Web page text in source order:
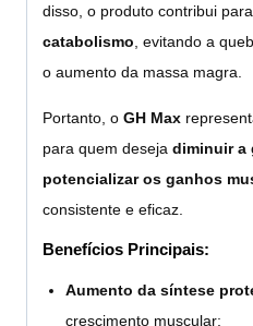
disso, o produto contribui
catabolismo , evitando a
o aumento da massa magra.
Portanto, o GH Max
para quem deseja diminuir a
potencializar os ganhos
consistente e eficaz.
Benefícios Principais:
Aumento da síntese
crescimento muscular;